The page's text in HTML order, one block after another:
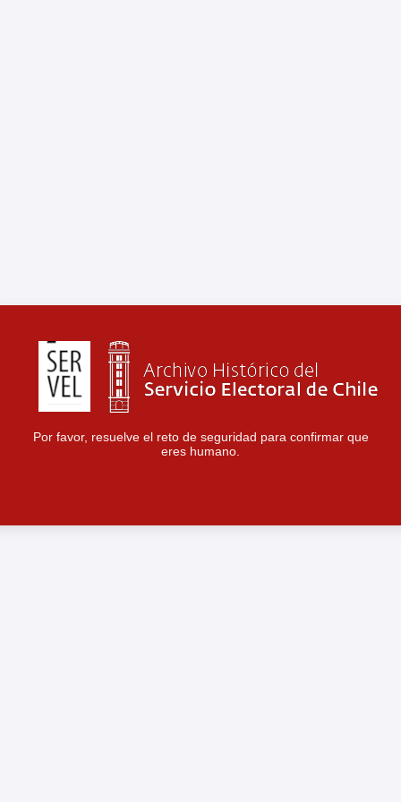
Por favor, resuelve el reto de seguridad para confirmar que
eres humano.